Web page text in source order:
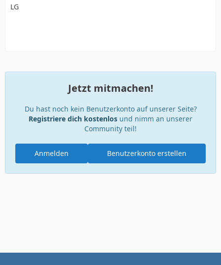
LG
Jetzt mitmachen!
Du hast noch kein Benutzerkonto auf unserer Seite?
Registriere dich kostenlos und nimm an unserer
Community teil!
Benutzerkonto erstellen
Anmelden